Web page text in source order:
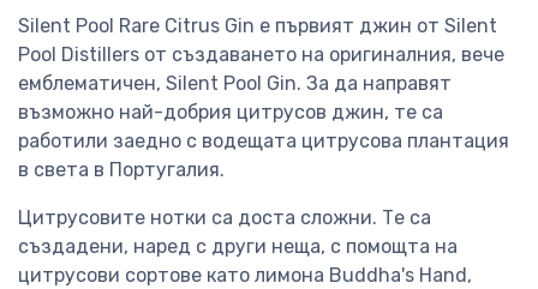
Silent Pool Rare Citrus Gin е първият джин от Silent
Pool Distillers от създаването на оригиналния, вече
емблематичен, Silent Pool Gin. За да направят
възможно най-добрия цитрусов джин, те са
работили заедно с водещата цитрусова плантация
в света в Португалия.
Цитрусовите нотки са доста сложни. Те са
създадени, наред с други неща, с помощта на
цитрусови сортове като лимона Buddha's Hand,